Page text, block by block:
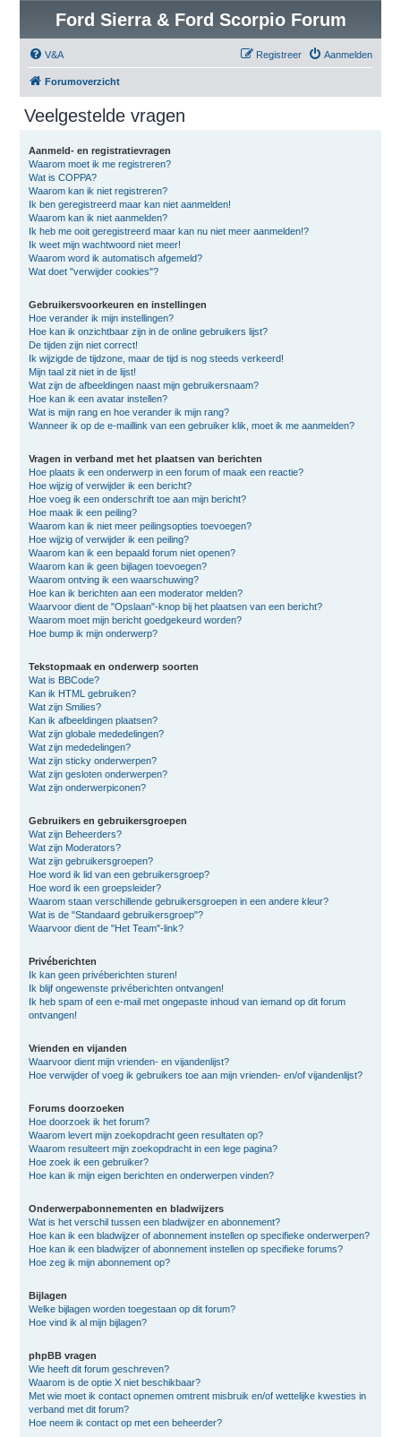
Ford Sierra & Ford Scorpio Forum
V&A Aanmelden
Registreer
Forumoverzicht
Veelgestelde vragen
Aanmeld- en registratievragen
Waarom moet ik me registreren?
Wat is COPPA?
Waarom kan ik niet registreren?
Ik ben geregistreerd maar kan niet aanmelden!
Waarom kan ik niet aanmelden?
Ik heb me ooit geregistreerd maar kan nu niet meer aanmelden!?
Ik weet mijn wachtwoord niet meer!
Waarom word ik automatisch afgemeld?
Wat doet "verwijder cookies"?
Gebruikersvoorkeuren en instellingen
Hoe verander ik mijn instellingen?
Hoe kan ik onzichtbaar zijn in de online gebruikers lijst?
De tijden zijn niet correct!
Ik wijzigde de tijdzone, maar de tijd is nog steeds verkeerd!
Mijn taal zit niet in de lijst!
Wat zijn de afbeeldingen naast mijn gebruikersnaam?
Hoe kan ik een avatar instellen?
Wat is mijn rang en hoe verander ik mijn rang?
Wanneer ik op de e-maillink van een gebruiker klik, moet ik me aanmelden?
Vragen in verband met het plaatsen van berichten
Hoe plaats ik een onderwerp in een forum of maak een reactie?
Hoe wijzig of verwijder ik een bericht?
Hoe voeg ik een onderschrift toe aan mijn bericht?
Hoe maak ik een peiling?
Waarom kan ik niet meer peilingsopties toevoegen?
Hoe wijzig of verwijder ik een peiling?
Waarom kan ik een bepaald forum niet openen?
Waarom kan ik geen bijlagen toevoegen?
Waarom ontving ik een waarschuwing?
Hoe kan ik berichten aan een moderator melden?
Waarvoor dient de "Opslaan"-knop bij het plaatsen van een bericht?
Waarom moet mijn bericht goedgekeurd worden?
Hoe bump ik mijn onderwerp?
Tekstopmaak en onderwerp soorten
Wat is BBCode?
Kan ik HTML gebruiken?
Wat zijn Smilies?
Kan ik afbeeldingen plaatsen?
Wat zijn globale mededelingen?
Wat zijn mededelingen?
Wat zijn sticky onderwerpen?
Wat zijn gesloten onderwerpen?
Wat zijn onderwerpiconen?
Gebruikers en gebruikersgroepen
Wat zijn Beheerders?
Wat zijn Moderators?
Wat zijn gebruikersgroepen?
Hoe word ik lid van een gebruikersgroep?
Hoe word ik een groepsleider?
Waarom staan verschillende gebruikersgroepen in een andere kleur?
Wat is de "Standaard gebruikersgroep"?
Waarvoor dient de "Het Team"-link?
Privéberichten
Ik kan geen privéberichten sturen!
Ik blijf ongewenste privéberichten ontvangen!
Ik heb spam of een e-mail met ongepaste inhoud van iemand op dit forum
ontvangen!
Vrienden en vijanden
Waarvoor dient mijn vrienden- en vijandenlijst?
Hoe verwijder of voeg ik gebruikers toe aan mijn vrienden- en/of vijandenlijst?
Forums doorzoeken
Hoe doorzoek ik het forum?
Waarom levert mijn zoekopdracht geen resultaten op?
Waarom resulteert mijn zoekopdracht in een lege pagina?
Hoe zoek ik een gebruiker?
Hoe kan ik mijn eigen berichten en onderwerpen vinden?
Onderwerpabonnementen en bladwijzers
Wat is het verschil tussen een bladwijzer en abonnement?
Hoe kan ik een bladwijzer of abonnement instellen op specifieke onderwerpen?
Hoe kan ik een bladwijzer of abonnement instellen op specifieke forums?
Hoe zeg ik mijn abonnement op?
Bijlagen
Welke bijlagen worden toegestaan op dit forum?
Hoe vind ik al mijn bijlagen?
phpBB vragen
Wie heeft dit forum geschreven?
Waarom is de optie X niet beschikbaar?
Met wie moet ik contact opnemen omtrent misbruik en/of wettelijke kwesties in
verband met dit forum?
Hoe neem ik contact op met een beheerder?